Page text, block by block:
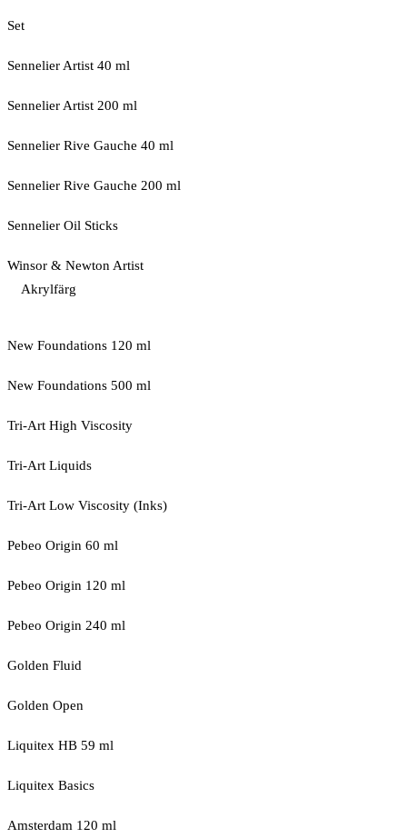
Set
Sennelier Artist 40 ml
Sennelier Artist 200 ml
Sennelier Rive Gauche 40 ml
Sennelier Rive Gauche 200 ml
Sennelier Oil Sticks
Winsor & Newton Artist
Akrylfärg
New Foundations 120 ml
New Foundations 500 ml
Tri-Art High Viscosity
Tri-Art Liquids
Tri-Art Low Viscosity (Inks)
Pebeo Origin 60 ml
Pebeo Origin 120 ml
Pebeo Origin 240 ml
Golden Fluid
Golden Open
Liquitex HB 59 ml
Liquitex Basics
Amsterdam 120 ml